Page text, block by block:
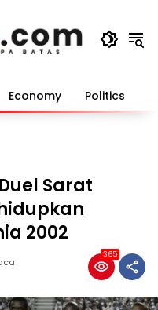
Economy Politics
Sarat
2002
365